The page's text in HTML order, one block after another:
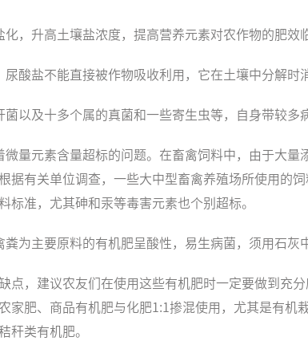
，升高土壤盐浓度，提高营养元素对农作物的肥
酸盐不能直接被作物吸收利用，它在土壤中分解时
以及十多个属的真菌和一些寄生虫等，自身带较多
量元素含量超标的问题。在畜禽饲料中，由于大
据有关单位调查，一些大中型畜禽养殖场所使用的
标准，尤其砷和汞等毒害元素也个别超标。
为主要原料的有机肥呈酸性，易生病菌，须用石灰
点，建议农友们在使用这些有机肥时一定要做到充
家肥、商品有机肥与化肥1:1掺混使用，尤其是有
秆类有机肥。